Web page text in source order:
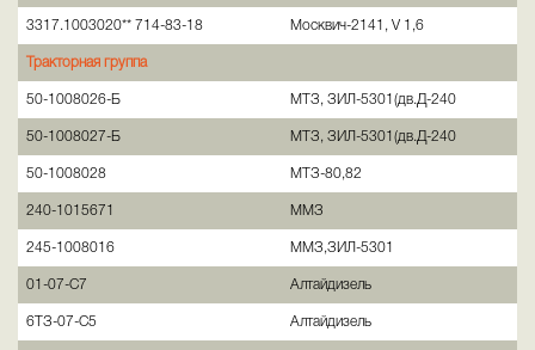
3317.1003020** 714-83-18 Москвич-2141, V 1,6
Тракторная группа
50-1008026-Б МТЗ, ЗИЛ-5301(дв.Д-240
50-1008027-Б МТЗ, ЗИЛ-5301(дв.Д-240
50-1008028 МТЗ-80,82
240-1015671 ММЗ
245-1008016 ММЗ,ЗИЛ-5301
01-07-С7 Алтайдизель
6ТЗ-07-С5 Алтайдизель